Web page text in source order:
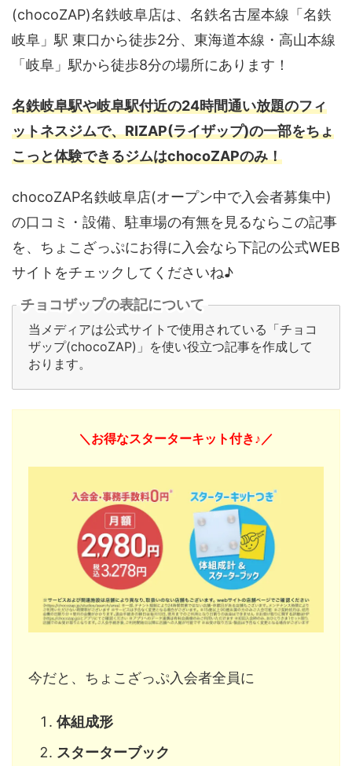
(chocoZAP)名鉄岐阜店は、名鉄名古屋本線「名鉄
岐阜」駅 東口から徒歩2分、東海道本線・高山本線
「岐阜」駅から徒歩8分の場所にあります！
名鉄岐阜駅や岐阜駅付近の24時間通い放題のフィ
ットネスジムで、RIZAP(ライザップ)の一部をちょ
こっと体験できるジムはchocoZAPのみ！
chocoZAP名鉄岐阜店(オープン中で入会者募集中)
の口コミ・設備、駐車場の有無を見るならこの記事
を、ちょこざっぷにお得に入会なら下記の公式WEB
サイトをチェックしてくださいね♪
チョコザップの表記について
当メディアは公式サイトで使用されている「チョコ
ザップ(chocoZAP)」を使い役立つ記事を作成して
おります。
＼お得なスターターキット付き♪／
今だと、ちょこざっぷ入会者全員に
体組成形
スターターブック